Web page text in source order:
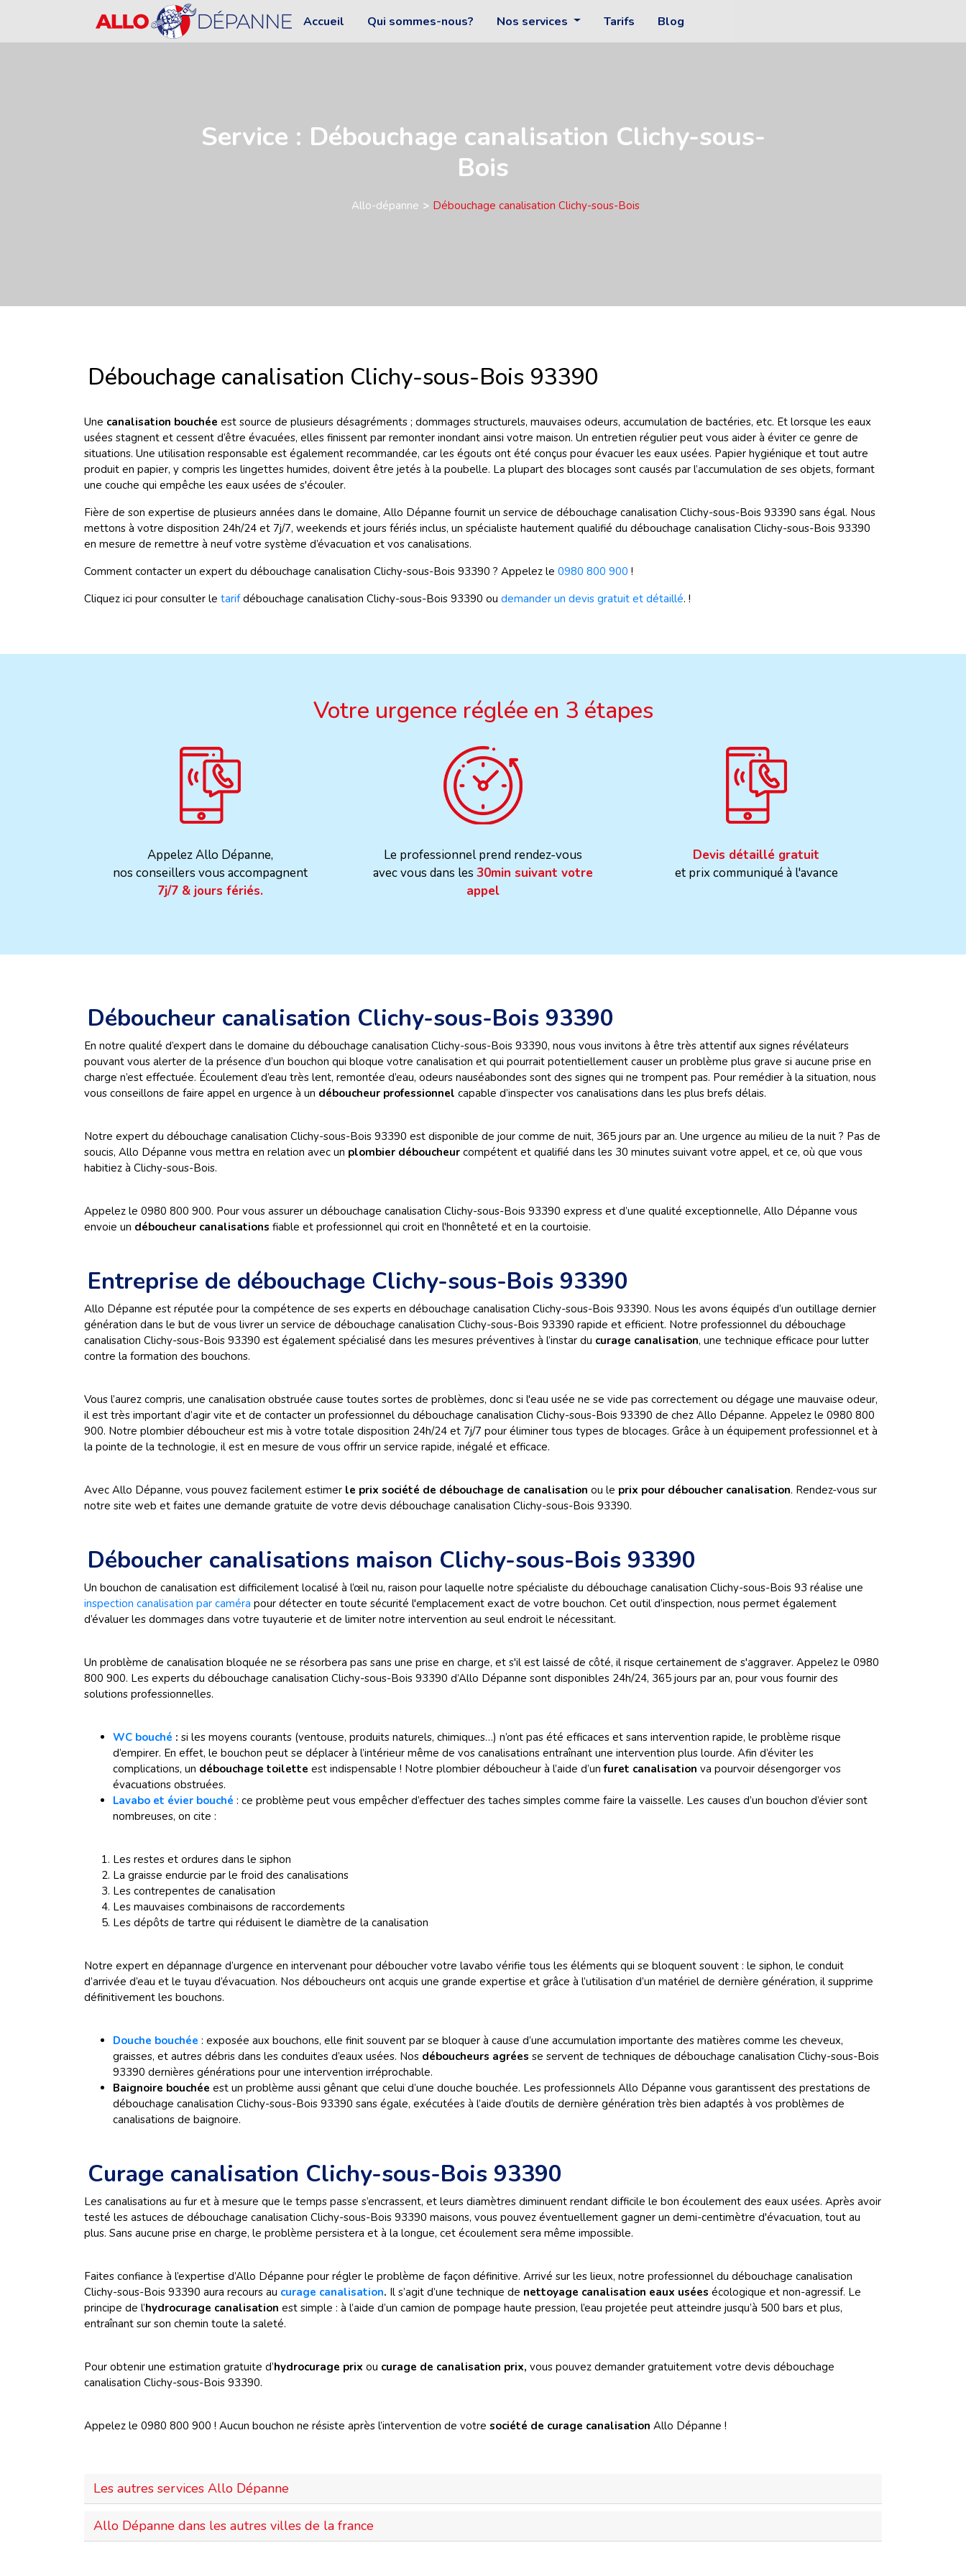
Accueil Qui sommes-nous? Nos services Tarifs Blog
Service : Débouchage canalisation Clichy-sous-
Bois
Allo-dépanne Débouchage canalisation Clichy-sous-Bois
Débouchage canalisation Clichy-sous-Bois 93390
Une canalisation bouchée est source de plusieurs désagréments ; dommages structurels, mauvaises odeurs, accumulation de bactéries, etc. Et lorsque les eaux
usées stagnent et cessent d’être évacuées, elles finissent par remonter inondant ainsi votre maison. Un entretien régulier peut vous aider à éviter ce genre de
situations. Une utilisation responsable est également recommandée, car les égouts ont été conçus pour évacuer les eaux usées. Papier hygiénique et tout autre
produit en papier, y compris les lingettes humides, doivent être jetés à la poubelle. La plupart des blocages sont causés par l’accumulation de ses objets, formant
une couche qui empêche les eaux usées de s'écouler.
Fière de son expertise de plusieurs années dans le domaine, Allo Dépanne fournit un service de débouchage canalisation Clichy-sous-Bois 93390 sans égal. Nous
mettons à votre disposition 24h/24 et 7j/7, weekends et jours fériés inclus, un spécialiste hautement qualifié du débouchage canalisation Clichy-sous-Bois 93390
en mesure de remettre à neuf votre système d’évacuation et vos canalisations.
Comment contacter un expert du débouchage canalisation Clichy-sous-Bois 93390 ? Appelez le 0980 800 900 !
Cliquez ici pour consulter le tarifdébouchage canalisation Clichy-sous-Bois 93390 ou demander un devis gratuit et détaillé. !
Votre urgence réglée en 3 étapes
Appelez Allo Dépanne,
nos conseillers vous accompagnent
7j/7 & jours fériés.
Le professionnel prend rendez-vous
avec vous dans les 30min suivant votre
appel
Devis détaillé gratuit
et prix communiqué à l'avance
Déboucheur canalisation Clichy-sous-Bois 93390
En notre qualité d’expert dans le domaine du débouchage canalisation Clichy-sous-Bois 93390, nous vous invitons à être très attentif aux signes révélateurs
pouvant vous alerter de la présence d’un bouchon qui bloque votre canalisation et qui pourrait potentiellement causer un problème plus grave si aucune prise en
charge n’est effectuée. Écoulement d’eau très lent, remontée d’eau, odeurs nauséabondes sont des signes qui ne trompent pas. Pour remédier à la situation, nous
vous conseillons de faire appel en urgence à un déboucheur professionnel capable d’inspecter vos canalisations dans les plus brefs délais.
Notre expert du débouchage canalisation Clichy-sous-Bois 93390 est disponible de jour comme de nuit, 365 jours par an. Une urgence au milieu de la nuit ? Pas de
soucis, Allo Dépanne vous mettra en relation avec un plombier déboucheur compétent et qualifié dans les 30 minutes suivant votre appel, et ce, où que vous
habitiez à Clichy-sous-Bois.
Appelez le 0980 800 900. Pour vous assurer un débouchage canalisation Clichy-sous-Bois 93390 express et d’une qualité exceptionnelle, Allo Dépanne vous
envoie un déboucheur canalisations fiable et professionnel qui croit en l'honnêteté et en la courtoisie.
Entreprise de débouchage Clichy-sous-Bois 93390
Allo Dépanne est réputée pour la compétence de ses experts en débouchage canalisation Clichy-sous-Bois 93390. Nous les avons équipés d’un outillage dernier
génération dans le but de vous livrer un service de débouchage canalisation Clichy-sous-Bois 93390 rapide et efficient. Notre professionnel du débouchage
canalisation Clichy-sous-Bois 93390 est également spécialisé dans les mesures préventives à l’instar du curage canalisation, une technique efficace pour lutter
contre la formation des bouchons.
Vous l’aurez compris, une canalisation obstruée cause toutes sortes de problèmes, donc si l'eau usée ne se vide pas correctement ou dégage une mauvaise odeur,
il est très important d’agir vite et de contacter un professionnel du débouchage canalisation Clichy-sous-Bois 93390 de chez Allo Dépanne. Appelez le 0980 800
900. Notre plombier déboucheur est mis à votre totale disposition 24h/24 et 7j/7 pour éliminer tous types de blocages. Grâce à un équipement professionnel et à
la pointe de la technologie, il est en mesure de vous offrir un service rapide, inégalé et efficace.
Avec Allo Dépanne, vous pouvez facilement estimer le prix société de débouchage de canalisation ou le prix pour déboucher canalisation. Rendez-vous sur
notre site web et faites une demande gratuite de votre devis débouchage canalisation Clichy-sous-Bois 93390.
Déboucher canalisations maison Clichy-sous-Bois 93390
Un bouchon de canalisation est difficilement localisé à l’œil nu, raison pour laquelle notre spécialiste du débouchage canalisation Clichy-sous-Bois 93 réalise une
inspection canalisation par caméra pour détecter en toute sécurité l'emplacement exact de votre bouchon. Cet outil d’inspection, nous permet également
d’évaluer les dommages dans votre tuyauterie et de limiter notre intervention au seul endroit le nécessitant.
Un problème de canalisation bloquée ne se résorbera pas sans une prise en charge, et s'il est laissé de côté, il risque certainement de s'aggraver. Appelez le 0980
800 900. Les experts du débouchage canalisation Clichy-sous-Bois 93390 d’Allo Dépanne sont disponibles 24h/24, 365 jours par an, pour vous fournir des
solutions professionnelles.
WC bouché : si les moyens courants (ventouse, produits naturels, chimiques…) n’ont pas été efficaces et sans intervention rapide, le problème risque
d’empirer. En effet, le bouchon peut se déplacer à l’intérieur même de vos canalisations entraînant une intervention plus lourde. Afin d’éviter les
complications, un débouchage toilette est indispensable ! Notre plombier déboucheur à l’aide d’unfuret canalisation va pourvoir désengorger vos
évacuations obstruées.
Lavabo et évier bouché : ce problème peut vous empêcher d’effectuer des taches simples comme faire la vaisselle. Les causes d’un bouchon d’évier sont
nombreuses, on cite :
Les restes et ordures dans le siphon
La graisse endurcie par le froid des canalisations
Les contrepentes de canalisation
Les mauvaises combinaisons de raccordements
Les dépôts de tartre qui réduisent le diamètre de la canalisation
Notre expert en dépannage d’urgence en intervenant pour déboucher votre lavabo vérifie tous les éléments qui se bloquent souvent : le siphon, le conduit
d’arrivée d’eau et le tuyau d’évacuation. Nos déboucheurs ont acquis une grande expertise et grâce à l’utilisation d’un matériel de dernière génération, il supprime
définitivement les bouchons.
Douche bouchée : exposée aux bouchons, elle finit souvent par se bloquer à cause d’une accumulation importante des matières comme les cheveux,
graisses, et autres débris dans les conduites d’eaux usées. Nos déboucheurs agrées se servent de techniques de débouchage canalisation Clichy-sous-Bois
93390 dernières générations pour une intervention irréprochable.
Baignoire bouchée est un problème aussi gênant que celui d’une douche bouchée. Les professionnels Allo Dépanne vous garantissent des prestations de
débouchage canalisation Clichy-sous-Bois 93390 sans égale, exécutées à l’aide d’outils de dernière génération très bien adaptés à vos problèmes de
canalisations de baignoire.
Curage canalisation Clichy-sous-Bois 93390
Les canalisations au fur et à mesure que le temps passe s’encrassent, et leurs diamètres diminuent rendant difficile le bon écoulement des eaux usées. Après avoir
testé les astuces de débouchage canalisation Clichy-sous-Bois 93390 maisons, vous pouvez éventuellement gagner un demi-centimètre d'évacuation, tout au
plus. Sans aucune prise en charge, le problème persistera et à la longue, cet écoulement sera même impossible.
Faites confiance à l’expertise d’Allo Dépanne pour régler le problème de façon définitive. Arrivé sur les lieux, notre professionnel du débouchage canalisation
Clichy-sous-Bois 93390 aura recours au curage canalisation. Il s’agit d’une technique de nettoyage canalisation eaux usées écologique et non-agressif. Le
principe de l’hydrocurage canalisation est simple : à l’aide d’un camion de pompage haute pression, l’eau projetée peut atteindre jusqu’à 500 bars et plus,
entraînant sur son chemin toute la saleté.
Pour obtenir une estimation gratuite d’hydrocurage prix ou curage de canalisation prix, vous pouvez demander gratuitement votre devis débouchage
canalisation Clichy-sous-Bois 93390.
Appelez le 0980 800 900 ! Aucun bouchon ne résiste après l’intervention de votre société de curage canalisation Allo Dépanne !
Les autres services Allo Dépanne
Allo Dépanne dans les autres villes de la france